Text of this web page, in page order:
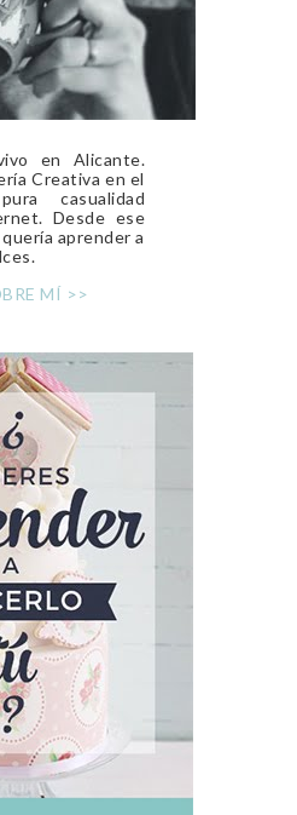
en Alicante.
Creativa en el
casualidad
Desde ese
aprender a
MÍ >>